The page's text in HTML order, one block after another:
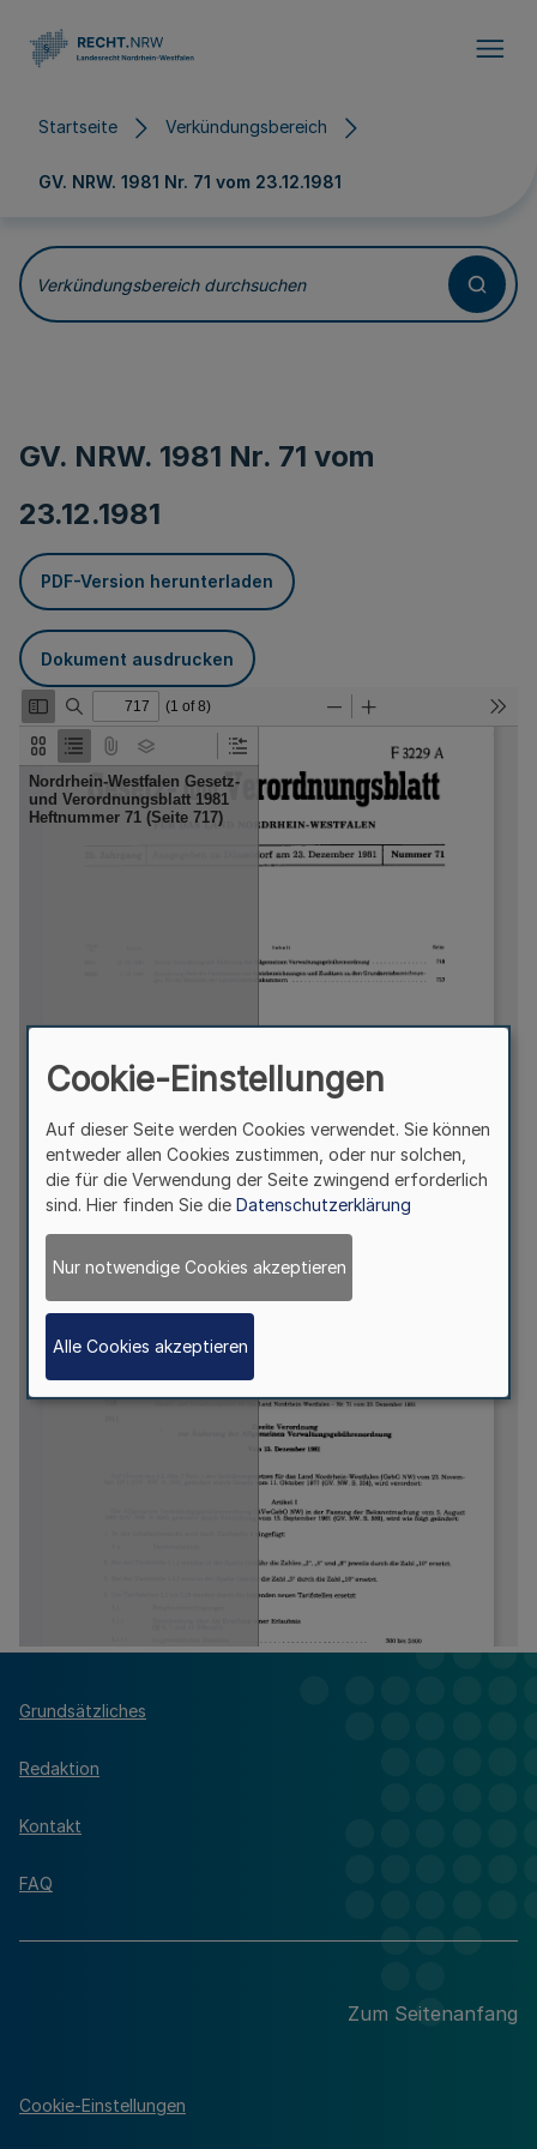
Startseite Verkündungsbereich
GV. NRW. 1981 Nr. 71 vom 23.12.1981
Verkündungsbereich durchsuchen
GV. NRW. 1981 Nr. 71 vom
23.12.1981
PDF-Version herunterladen
Dokument ausdrucken
Grundsätzliches
Redaktion
Kontakt
FAQ
Zum Seitenanfang
Cookie-Einstellungen
Cookie-Einstellungen
Auf dieser Seite werden Cookies verwendet. Sie können
entweder allen Cookies zustimmen, oder nur solchen,
die für die Verwendung der Seite zwingend erforderlich
sind. Hier finden Sie die Datenschutzerklärung
Nur notwendige Cookies akzeptieren
Alle Cookies akzeptieren